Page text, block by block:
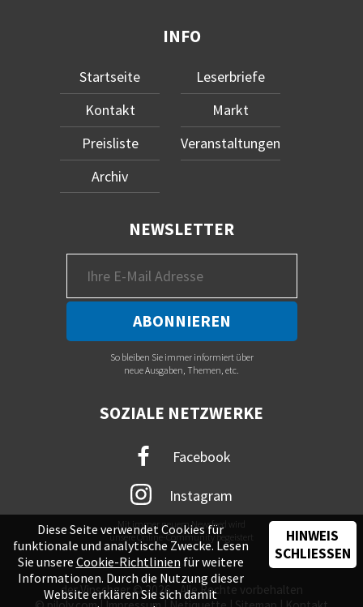
INFO
Startseite
Kontakt
Preisliste
Archiv
Leserbriefe
Markt
Veranstaltungen
NEWSLETTER
So bleiben Sie immer informiert über
neue Ausgaben, Themen, etc.
SOZIALE NETZWERKE
Facebook
Instagram
Mit immer neuem Newsfeed wird
unsere Online-Community begeistert
der Vinschger © 2026 - Alle Rechte vorbehalten
Diese Seite verwendet Cookies für
funktionale und analytische Zwecke. Lesen
Sie unsere Cookie-Richtlinien für weitere
Informationen. Durch die Nutzung dieser
Website erklären Sie sich damit
HINWEIS
SCHLIESSEN